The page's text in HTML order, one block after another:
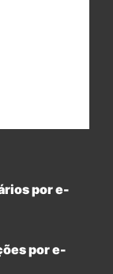
por e-
por e-